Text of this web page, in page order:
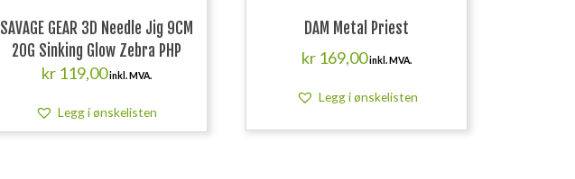
SAVAGE GEAR 3D Needle Jig 9CM
20G Sinking Glow Zebra PHP
kr119,00inkl. MVA.
Legg i ønskelisten
DAM Metal Priest
kr 169,00inkl. MVA.
Legg i ønskelisten